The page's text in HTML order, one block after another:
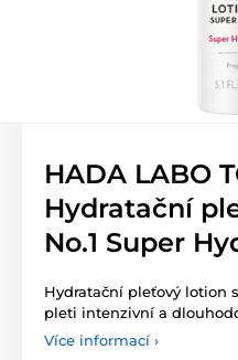
HADA LABO
Hydratační
No.1 Super
Hydratační pleťový lotion
pleti intenzivní a
Více informací ›